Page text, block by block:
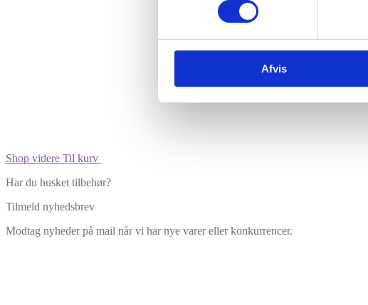
Afvis
Shop videre Til kurv
Har du husket tilbehør?
Tilmeld nyhedsbrev
Modtag nyheder på mail når vi har nye varer eller konkurrencer.